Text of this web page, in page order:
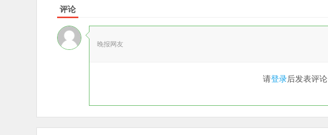
评论
晚报网友
请登录后发表评论